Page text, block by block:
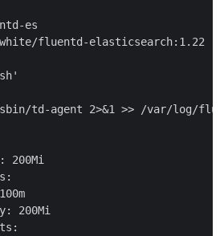
es
fluentd-elasticsearch:1.22
td-agent 2>&1 >> /var/log/
200Mi
200Mi